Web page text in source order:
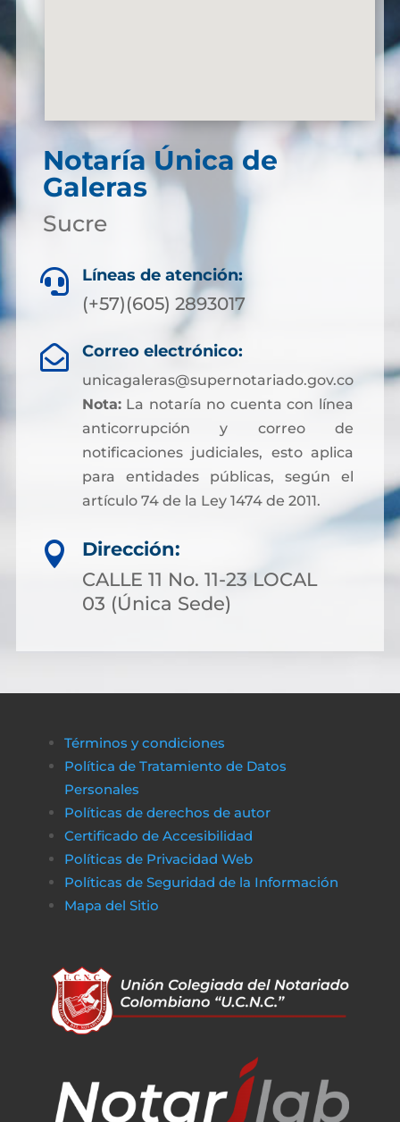
Notaría Única de
Galeras
Sucre
 Líneas de atención:
(+57)(605) 2893017
 Correo electrónico:
unicagaleras@supernotariado.gov.co
Nota:La notaría no cuenta con línea
anticorrupción y correo de
notificaciones judiciales, esto aplica
para entidades públicas, según el
artículo 74 de la Ley 1474 de 2011.

Dirección:
CALLE 11 No. 11-23 LOCAL
03 (Única Sede)
Términos y condiciones
Política de Tratamiento de Datos
Personales
Políticas de derechos de autor
Certificado de Accesibilidad
Políticas de Privacidad Web
Políticas de Seguridad de la Información
Mapa del Sitio